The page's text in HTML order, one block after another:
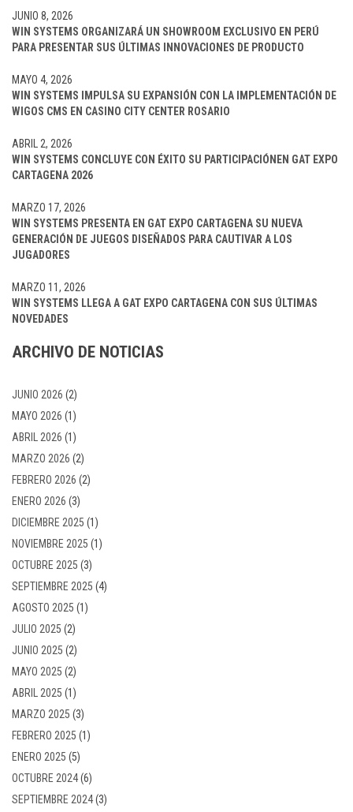
WIN SYSTEMS ORGANIZARÁ UN SHOWROOM EXCLUSIVO EN PERÚ
PARA PRESENTAR SUS ÚLTIMAS INNOVACIONES DE PRODUCTO
JUNIO 8, 2026
WIN SYSTEMS IMPULSA SU EXPANSIÓN CON LA IMPLEMENTACIÓN DE
WIGOS CMS EN CASINO CITY CENTER ROSARIO
MAYO 4, 2026
WIN SYSTEMS CONCLUYE CON ÉXITO SU PARTICIPACIÓNEN GAT EXPO
CARTAGENA 2026
ABRIL 2, 2026
WIN SYSTEMS PRESENTA EN GAT EXPO CARTAGENA SU NUEVA
GENERACIÓN DE JUEGOS DISEÑADOS PARA CAUTIVAR A LOS
JUGADORES
MARZO 17, 2026
WIN SYSTEMS LLEGA A GAT EXPO CARTAGENA CON SUS ÚLTIMAS
NOVEDADES
MARZO 11, 2026
ARCHIVO DE NOTICIAS
JUNIO 2026 (2)
MAYO 2026 (1)
ABRIL 2026 (1)
MARZO 2026 (2)
FEBRERO 2026 (2)
ENERO 2026 (3)
DICIEMBRE 2025 (1)
NOVIEMBRE 2025 (1)
OCTUBRE 2025 (3)
SEPTIEMBRE 2025 (4)
AGOSTO 2025 (1)
JULIO 2025 (2)
JUNIO 2025 (2)
MAYO 2025 (2)
ABRIL 2025 (1)
MARZO 2025 (3)
FEBRERO 2025 (1)
ENERO 2025 (5)
OCTUBRE 2024(6)
SEPTIEMBRE 2024(3)